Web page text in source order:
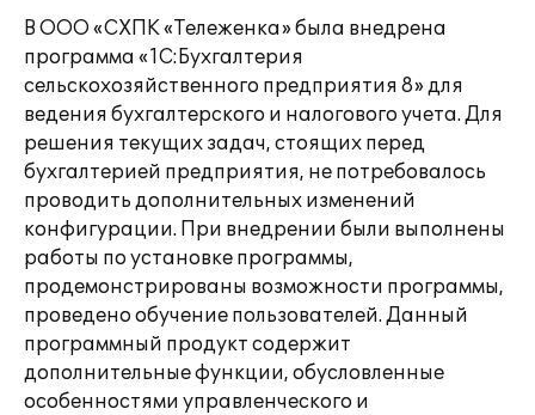
В ООО «СХПК «Тележенка» была внедрена
программа «1С:Бухгалтерия
сельскохозяйственного предприятия 8» для
ведения бухгалтерского и налогового учета. Для
решения текущих задач, стоящих перед
бухгалтерией предприятия, не потребовалось
проводить дополнительных изменений
конфигурации. При внедрении были выполнены
работы по установке программы,
продемонстрированы возможности программы,
проведено обучение пользователей. Данный
программный продукт содержит
дополнительные функции, обусловленные
особенностями управленческого и